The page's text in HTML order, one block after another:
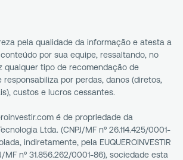
pela qualidade da informação e atesta a
por sua equipe, ressaltando, no
qualquer tipo de recomendação de
responsabiliza por perdas, danos (diretos,
custos e lucros cessantes.
é de propriedade da
Ltda. (CNPJ/MF nº 26.114.425/0001-
indiretamente, pela EUQUEROINVESTIR
MF nº 31.856.262/0001-86), sociedade esta